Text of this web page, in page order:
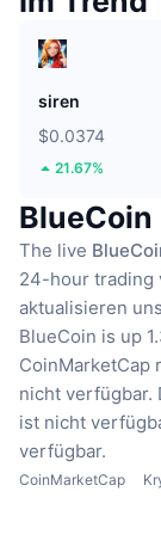
siren
$0.0374
21.67%
BlueCoin
The live
24-hour trading
aktualisieren
BlueCoin is up
CoinMarketCap
nicht verfügbar.
ist nicht
verfügbar.
CoinMarketCap